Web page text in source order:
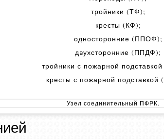
тройники (ТФ);
кресты (КФ);
односторонние (ППОФ);
двухсторонние (ППДФ);
тройники с пожарной
кресты с пожарной
Узел соединительный ПФРК.